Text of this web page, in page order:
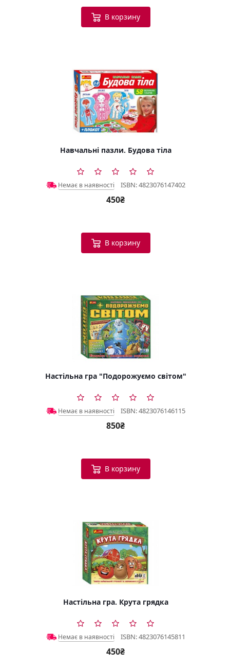
В корзину
Навчальні пазли. Будова тіла
Немає в наявності ISBN: 4823076147402
450₴
В корзину
Настільна гра "Подорожуємо світом"
Немає в наявності ISBN: 4823076146115
850₴
В корзину
Настільна гра. Крута грядка
Немає в наявності ISBN: 4823076145811
450₴